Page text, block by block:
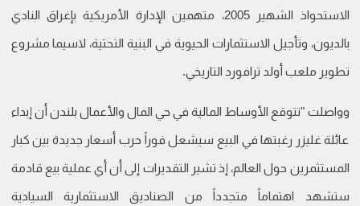
الاستحواذ الشهير 2005، متهمين الإدارة الأمريكية بإغراق النادي
بالديون، وتأجيل الاستثمارات الحيوية في البنية التحتية، لاسيما مشروع
تطوير ملعب أولد ترافورد التاريخي.
وواصلت "تتوقع الأوساط المالية في حي المال والأعمال بلندن أن إبداء
عائلة غليزر رغبتها في البيع سيشعل فوراً حرب أسعار جديدة بين كبار
المستثمرين حول العالم، إذ تشير التقديرات إلى أن أي عملية بيع قادمة
ستشهد اهتماماً متجدداً من الصناديق الاستثمارية السيادية